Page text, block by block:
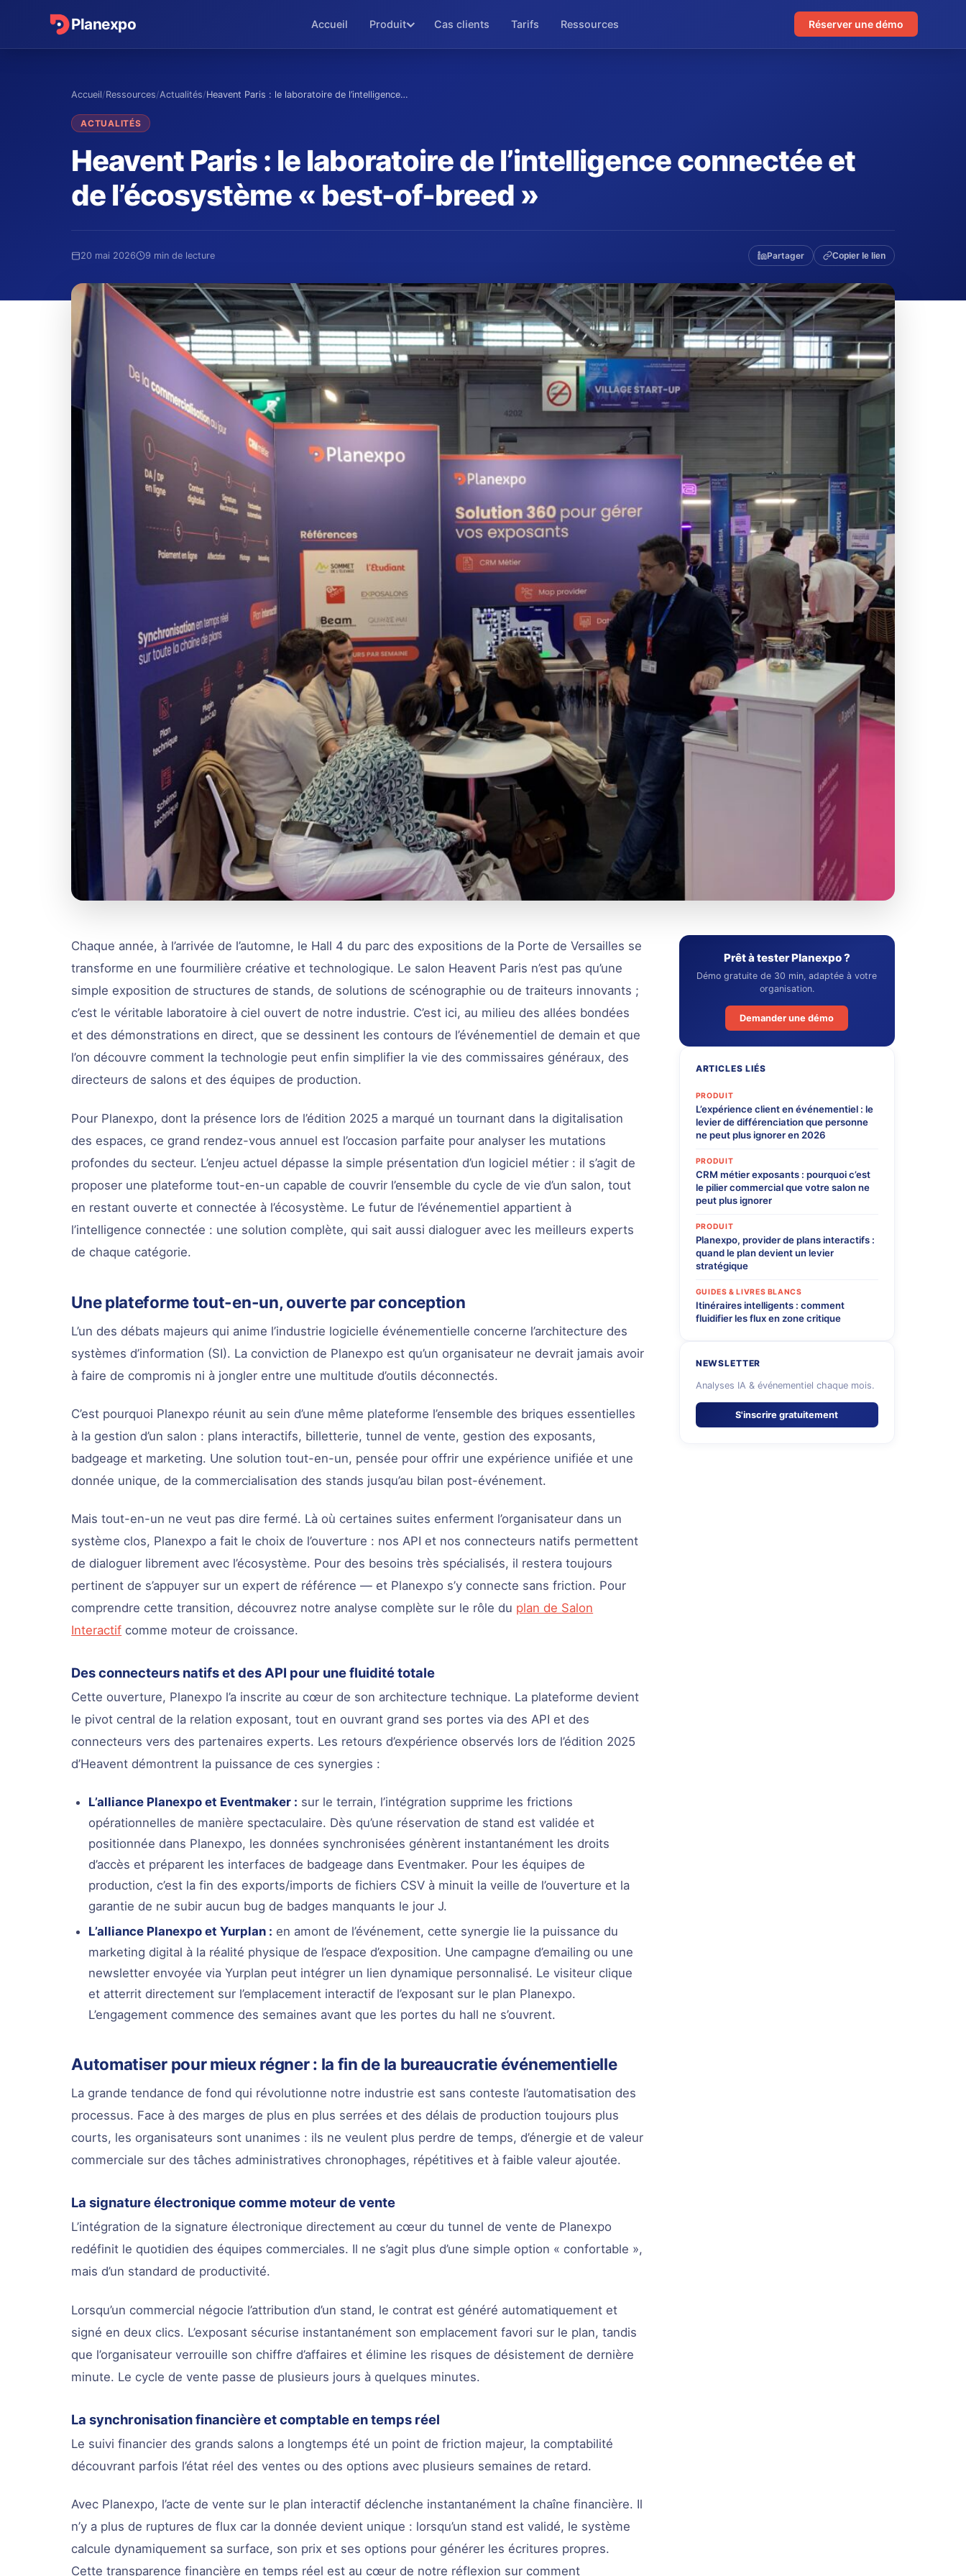
Planexpo Accueil Produit Cas clients Tarifs Ressources Réserver une démo
Accueil/Ressources/Actualités/Heavent Paris : le laboratoire de l’intelligence…
ACTUALITÉS
Heavent Paris : le laboratoire de l’intelligence connectée et
de l’écosystème « best-of-breed »
20 mai 2026 9 min de lecture Partager Copier le lien
Chaque année, à l’arrivée de l’automne, le Hall 4 du parc des expositions de la Porte de Versailles se
transforme en une fourmilière créative et technologique. Le salon Heavent Paris n’est pas qu’une
simple exposition de structures de stands, de solutions de scénographie ou de traiteurs innovants ;
c’est le véritable laboratoire à ciel ouvert de notre industrie. C’est ici, au milieu des allées bondées
et des démonstrations en direct, que se dessinent les contours de l’événementiel de demain et que
l’on découvre comment la technologie peut enfin simplifier la vie des commissaires généraux, des
directeurs de salons et des équipes de production.
Pour Planexpo, dont la présence lors de l’édition 2025 a marqué un tournant dans la digitalisation
des espaces, ce grand rendez-vous annuel est l’occasion parfaite pour analyser les mutations
profondes du secteur. L’enjeu actuel dépasse la simple présentation d’un logiciel métier : il s’agit de
proposer une plateforme tout-en-un capable de couvrir l’ensemble du cycle de vie d’un salon, tout
en restant ouverte et connectée à l’écosystème. Le futur de l’événementiel appartient à
l’intelligence connectée : une solution complète, qui sait aussi dialoguer avec les meilleurs experts
de chaque catégorie.
Une plateforme tout-en-un, ouverte par conception
L’un des débats majeurs qui anime l’industrie logicielle événementielle concerne l’architecture des
systèmes d’information (SI). La conviction de Planexpo est qu’un organisateur ne devrait jamais avoir
à faire de compromis ni à jongler entre une multitude d’outils déconnectés.
C’est pourquoi Planexpo réunit au sein d’une même plateforme l’ensemble des briques essentielles
à la gestion d’un salon : plans interactifs, billetterie, tunnel de vente, gestion des exposants,
badgeage et marketing. Une solution tout-en-un, pensée pour offrir une expérience unifiée et une
donnée unique, de la commercialisation des stands jusqu’au bilan post-événement.
Mais tout-en-un ne veut pas dire fermé. Là où certaines suites enferment l’organisateur dans un
système clos, Planexpo a fait le choix de l’ouverture : nos API et nos connecteurs natifs permettent
de dialoguer librement avec l’écosystème. Pour des besoins très spécialisés, il restera toujours
pertinent de s’appuyer sur un expert de référence — et Planexpo s’y connecte sans friction. Pour
comprendre cette transition, découvrez notre analyse complète sur le rôle du plan de Salon
Interactif comme moteur de croissance.
Des connecteurs natifs et des API pour une fluidité totale
Cette ouverture, Planexpo l’a inscrite au cœur de son architecture technique. La plateforme devient
le pivot central de la relation exposant, tout en ouvrant grand ses portes via des API et des
connecteurs vers des partenaires experts. Les retours d’expérience observés lors de l’édition 2025
d’Heavent démontrent la puissance de ces synergies :
L’alliance Planexpo et Eventmaker : sur le terrain, l’intégration supprime les frictions
opérationnelles de manière spectaculaire. Dès qu’une réservation de stand est validée et
positionnée dans Planexpo, les données synchronisées génèrent instantanément les droits
d’accès et préparent les interfaces de badgeage dans Eventmaker. Pour les équipes de
production, c’est la fin des exports/imports de fichiers CSV à minuit la veille de l’ouverture et la
garantie de ne subir aucun bug de badges manquants le jour J.
L’alliance Planexpo et Yurplan : en amont de l’événement, cette synergie lie la puissance du
marketing digital à la réalité physique de l’espace d’exposition. Une campagne d’emailing ou une
newsletter envoyée via Yurplan peut intégrer un lien dynamique personnalisé. Le visiteur clique
et atterrit directement sur l’emplacement interactif de l’exposant sur le plan Planexpo.
L’engagement commence des semaines avant que les portes du hall ne s’ouvrent.
Automatiser pour mieux régner : la fin de la bureaucratie événementielle
La grande tendance de fond qui révolutionne notre industrie est sans conteste l’automatisation des
processus. Face à des marges de plus en plus serrées et des délais de production toujours plus
courts, les organisateurs sont unanimes : ils ne veulent plus perdre de temps, d’énergie et de valeur
commerciale sur des tâches administratives chronophages, répétitives et à faible valeur ajoutée.
La signature électronique comme moteur de vente
L’intégration de la signature électronique directement au cœur du tunnel de vente de Planexpo
redéfinit le quotidien des équipes commerciales. Il ne s’agit plus d’une simple option « confortable »,
mais d’un standard de productivité.
Lorsqu’un commercial négocie l’attribution d’un stand, le contrat est généré automatiquement et
signé en deux clics. L’exposant sécurise instantanément son emplacement favori sur le plan, tandis
que l’organisateur verrouille son chiffre d’affaires et élimine les risques de désistement de dernière
minute. Le cycle de vente passe de plusieurs jours à quelques minutes.
La synchronisation financière et comptable en temps réel
Le suivi financier des grands salons a longtemps été un point de friction majeur, la comptabilité
découvrant parfois l’état réel des ventes ou des options avec plusieurs semaines de retard.
Avec Planexpo, l’acte de vente sur le plan interactif déclenche instantanément la chaîne financière. Il
n’y a plus de ruptures de flux car la donnée devient unique : lorsqu’un stand est validé, le système
calcule dynamiquement sa surface, son prix et ses options pour générer les écritures propres.
Cette transparence financière en temps réel est au cœur de notre réflexion sur comment
Prêt à tester Planexpo ?
Démo gratuite de 30 min, adaptée à votre
organisation.
Demander une démo
ARTICLES LIÉS
PRODUIT
L’expérience client en événementiel : le
levier de différenciation que personne
ne peut plus ignorer en 2026
PRODUIT
CRM métier exposants : pourquoi c’est
le pilier commercial que votre salon ne
peut plus ignorer
PRODUIT
Planexpo, provider de plans interactifs :
quand le plan devient un levier
stratégique
GUIDES & LIVRES BLANCS
Itinéraires intelligents : comment
fluidifier les flux en zone critique
NEWSLETTER
Analyses IA & événementiel chaque mois.
S'inscrire gratuitement